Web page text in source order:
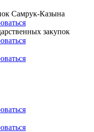
Самрук-Казына
закупок